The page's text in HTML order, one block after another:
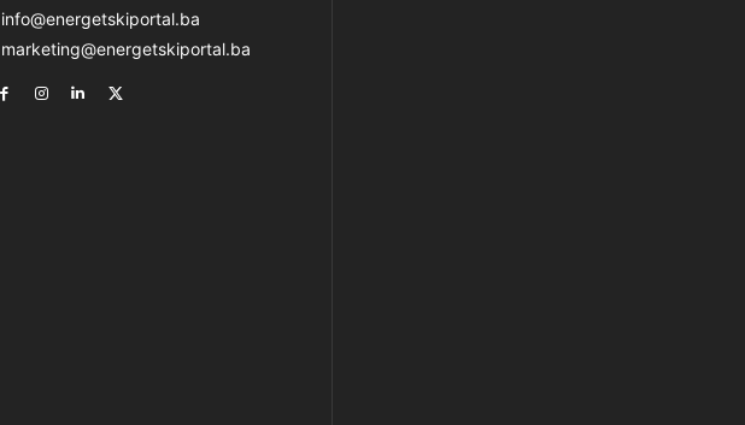
info@energetskiportal.ba
marketing@energetskiportal.ba